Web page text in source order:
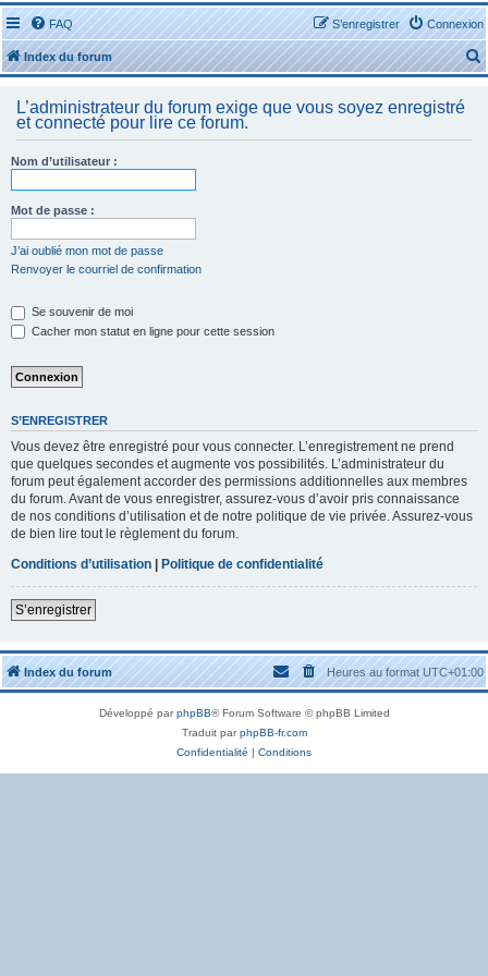
FAQ Connexion
S’enregistrer
Index du forum
e
L’administrateur du forum exige que vous soyez enregistré
et connecté pour lire ce forum.
Nom d’utilisateur :
Mot de passe :
J’ai oublié mon mot de passe
Renvoyer le courriel de confirmation
Se souvenir de moi
Cacher mon statut en ligne pour cette session
S’ENREGISTRER
Vous devez être enregistré pour vous connecter. L’enregistrement ne prend
que quelques secondes et augmente vos possibilités. L’administrateur du
forum peut également accorder des permissions additionnelles aux membres
du forum. Avant de vous enregistrer, assurez-vous d’avoir pris connaissance
de nos conditions d’utilisation et de notre politique de vie privée. Assurez-vous
de bien lire tout le règlement du forum.
Conditions d’utilisation | Politique de confidentialité
S’enregistrer
Index du forum Heures au formatUTC+01:00
Développé parphpBB® Forum Software © phpBB Limited
Traduit parphpBB-fr.com
Confidentialité | Conditions